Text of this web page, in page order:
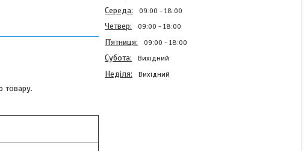
товару.
Середа 09:00 18:00
Четвер 09:00 18:00
Пʼятниця 09:00 18:00
Субота Вихідний
Неділя Вихідний